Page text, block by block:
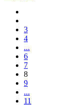
3
4
...
6
7
8
9
...
11